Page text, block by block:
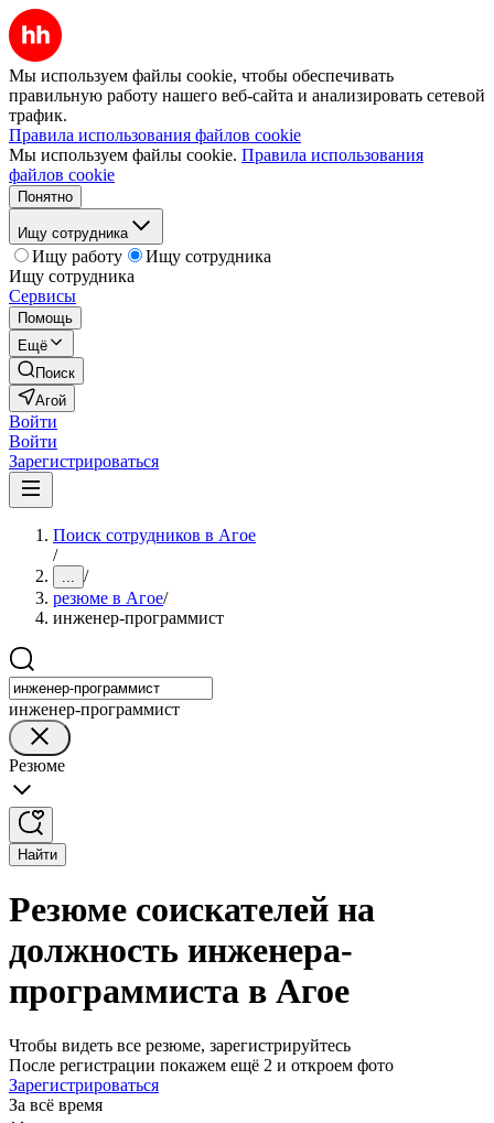
Мы используем файлы cookie, чтобы обеспечивать
правильную работу нашего веб-сайта и анализировать сетевой
трафик.
Правила использования файлов cookie
Мы используем файлы cookie. Правила использования
файлов cookie
Понятно
Ищу сотрудника
Ищу работу
Ищу сотрудника
Ищу сотрудника
Сервисы
Помощь
Ещё
Поиск
Агой
Войти
Войти
Зарегистрироваться
Поиск сотрудников в Агое
/
... /
резюме в Агое/
инженер-программист
инженер-программист
Резюме
Найти
Резюме соискателей на
должность инженера-
программиста в Агое
Чтобы видеть все резюме, зарегистрируйтесь
После регистрации покажем ещё 2 и откроем фото
Зарегистрироваться
За всё время